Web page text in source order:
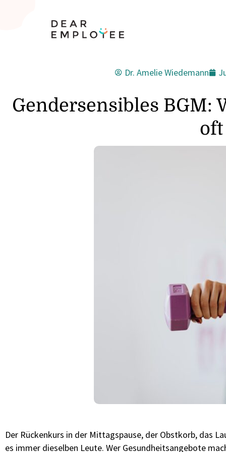
Dr. Amelie Wiedemann
Gendersensibles BGM:
Der Rückenkurs in der Mittagspause, der Obstkorb, das
es immer dieselben Leute. Wer Gesundheitsangebote